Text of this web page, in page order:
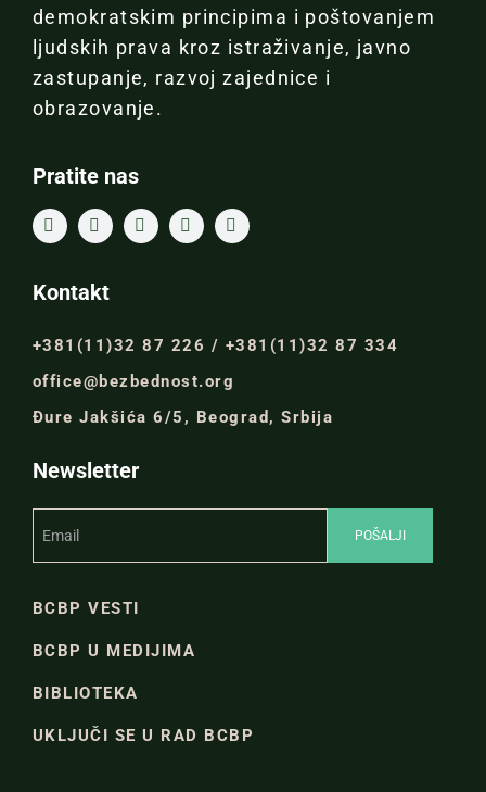
demokratskim principima i poštovanjem
ljudskih prava kroz istraživanje, javno
zastupanje, razvoj zajednice i
obrazovanje.
Pratite nas
Kontakt
+381(11)32 87 226 / +381(11)32 87 334
office@bezbednost.org
Đure Jakšića 6/5, Beograd, Srbija
Newsletter
BCBP VESTI
BCBP U MEDIJIMA
BIBLIOTEKA
UKLJUČI SE U RAD BCBP